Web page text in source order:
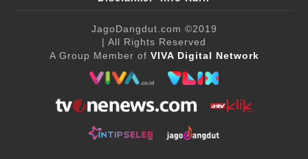
JagoDangdut.com ©2019
| All Rights Reserved
A Group Member of VIVA Digital Network